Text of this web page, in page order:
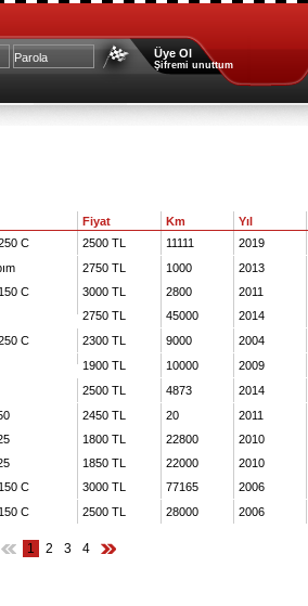
Üye Ol
Şifremi unuttum
Fiyat Km Yıl
C 2500 TL 11111 2019
2750 TL 1000 2013
C 3000 TL 2800 2011
2750 TL 45000 2014
C 2300 TL 9000 2004
1900 TL 10000 2009
2500 TL 4873 2014
2450 TL 20 2011
1800 TL 22800 2010
1850 TL 22000 2010
C 3000 TL 77165 2006
C 2500 TL 28000 2006
1 2 3 4